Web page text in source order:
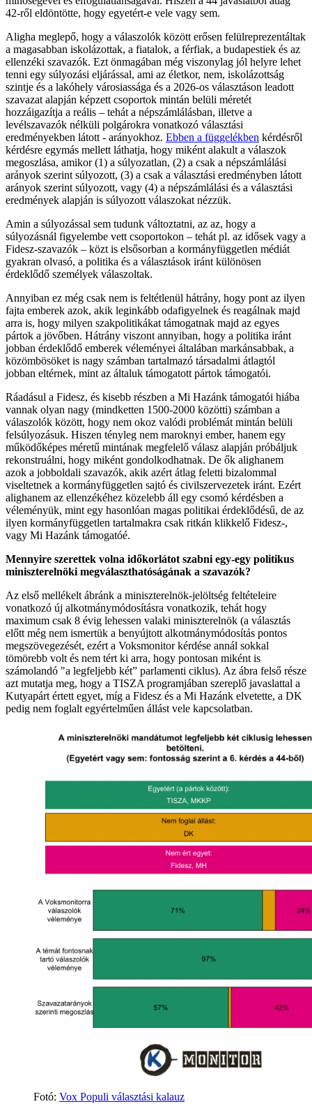
42-ről eldöntötte, hogy egyetért-e vele vagy sem.
Aligha meglepő, hogy a válaszolók között erősen felülreprezentáltak
a magasabban iskolázottak, a fiatalok, a férfiak, a budapestiek és az
ellenzéki szavazók. Ezt önmagában még viszonylag jól helyre lehet
tenni egy súlyozási eljárással, ami az életkor, nem, iskolázottság
szintje és a lakóhely városiassága és a 2026-os választáson leadott
szavazat alapján képzett csoportok mintán belüli méretét
hozzáigazítja a reális – tehát a népszámlálásban, illetve a
levélszavazók nélküli polgárokra vonatkozó választási
eredményekben látott - arányokhoz. Ebben a függelékben kérdésről
kérdésre egymás mellett láthatja, hogy miként alakult a válaszok
megoszlása, amikor (1) a súlyozatlan, (2) a csak a népszámlálási
arányok szerint súlyozott, (3) a csak a választási eredményben látott
arányok szerint súlyozott, vagy (4) a népszámlálási és a választási
eredmények alapján is súlyozott válaszokat nézzük.
Amin a súlyozással sem tudunk változtatni, az az, hogy a
súlyozásnál figyelembe vett csoportokon – tehát pl. az idősek vagy a
Fidesz-szavazók – közt is elsősorban a kormányfüggetlen médiát
gyakran olvasó, a politika és a választások iránt különösen
érdeklődő személyek válaszoltak.
Annyiban ez még csak nem is feltétlenül hátrány, hogy pont az ilyen
fajta emberek azok, akik leginkább odafigyelnek és reagálnak majd
arra is, hogy milyen szakpolitikákat támogatnak majd az egyes
pártok a jövőben. Hátrány viszont annyiban, hogy a politika iránt
jobban érdeklődő emberek véleményei általában markánsabbak, a
közömbösöket is nagy számban tartalmazó társadalmi átlagtól
jobban eltérnek, mint az általuk támogatott pártok támogatói.
Ráadásul a Fidesz, és kisebb részben a Mi Hazánk támogatói hiába
vannak olyan nagy (mindketten 1500-2000 közötti) számban a
válaszolók között, hogy nem okoz valódi problémát mintán belüli
felsúlyozásuk. Hiszen tényleg nem maroknyi ember, hanem egy
működőképes méretű mintának megfelelő válasz alapján próbáljuk
rekonstruálni, hogy miként gondolkodhatnak. De ők alighanem
azok a jobboldali szavazók, akik azért átlag feletti bizalommal
viseltetnek a kormányfüggetlen sajtó és civilszervezetek iránt. Ezért
alighanem az ellenzékéhez közelebb áll egy csomó kérdésben a
véleményük, mint egy hasonlóan magas politikai érdeklődésű, de az
ilyen kormányfüggetlen tartalmakra csak ritkán klikkelő Fidesz-,
vagy Mi Hazánk támogatóé.
Mennyire szerettek volna időkorlátot szabni egy-egy politikus
miniszterelnöki megválaszthatóságának a szavazók?
Az első mellékelt ábránk a miniszterelnök-jelöltség feltételeire
vonatkozó új alkotmánymódosításra vonatkozik, tehát hogy
maximum csak 8 évig lehessen valaki miniszterelnök (a választás
előtt még nem ismertük a benyújtott alkotmánymódosítás pontos
megszövegezését, ezért a Voksmonitor kérdése annál sokkal
tömörebb volt és nem tért ki arra, hogy pontosan miként is
számolandó "a legfeljebb két” parlamenti ciklus). Az ábra felső része
azt mutatja meg, hogy a TISZA programjában szereplő javaslattal a
Kutyapárt értett egyet, míg a Fidesz és a Mi Hazánk elvetette, a DK
pedig nem foglalt egyértelműen állást vele kapcsolatban.
Fotó: Vox Populi választási kalauz